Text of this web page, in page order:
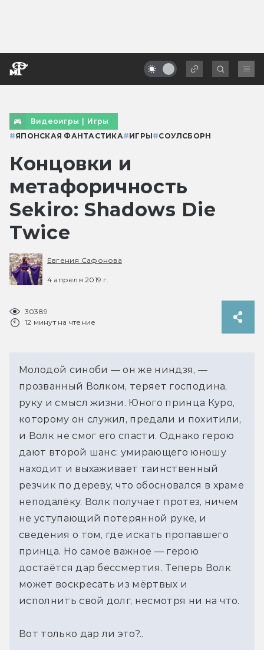
Видеоигры | Игры
#ЯПОНСКАЯ ФАНТАСТИКА#ИГРЫ#СОУЛСБОРН
Концовки и
метафоричность
Sekiro: Shadows Die
Twice
Евгения Сафонова
4 апреля 2019 г.
30389
12 минут на чтение
Молодой cиноби — он же ниндзя, —
прозванный Волком, теряет господина,
руку и смысл жизни. Юного принца Куро,
которому он служил, предали и похитили,
и Волк не смог его спасти. Однако герою
дают второй шанс: умирающего юношу
находит и выхаживает таинственный
резчик по дереву, что обосновался в храме
неподалёку. Волк получает протез, ничем
не уступающий потерянной руке, и
сведения о том, где искать пропавшего
принца. Но самое важное — герою
достаётся дар бессмертия. Теперь Волк
может воскресать из мёртвых и
исполнить свой долг, несмотря ни на что.
Вот только дар ли это?..